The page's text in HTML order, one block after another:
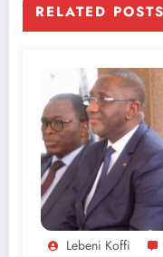
RELATED POSTS
Lebeni Koffi